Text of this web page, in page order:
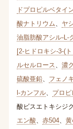
ドプロピルベタイ
酸ナトリウム
ヤ
油脂肪酸アシル-L-
[2-ヒドロキシ-3-(
ルセルロース
濃
硫酸亜鉛、 フェノ
l-カンフル、 プロ
酸ビスエトキシジ
エン酸
赤504、 黄